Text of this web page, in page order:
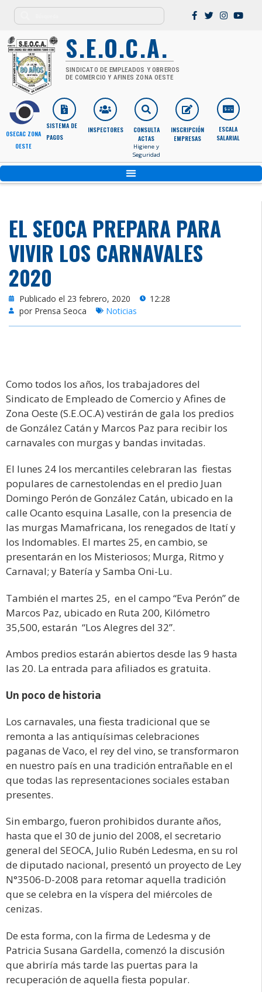
S.E.O.C.A.
SINDICATO DE EMPLEADOS Y OBREROS
DE COMERCIO Y AFINES ZONA OESTE
OSECAC ZONA
OESTE
SISTEMA DE
PAGOS
INSPECTORES
CONSULTA
ACTAS
Higiene y
Seguridad
INSCRIPCIÓN
EMPRESAS
ESCALA
SALARIAL
EL SEOCA PREPARA PARA
VIVIR LOS CARNAVALES
2020
Publicado el 23 febrero, 2020
12:28
por Prensa Seoca
Noticias
Como todos los años, los trabajadores del
Sindicato de Empleado de Comercio y Afines de
Zona Oeste (S.E.OC.A) vestirán de gala los predios
de González Catán y Marcos Paz para recibir los
carnavales con murgas y bandas invitadas.
El lunes 24 los mercantiles celebraran las fiestas
populares de carnestolendas en el predio Juan
Domingo Perón de González Catán, ubicado en la
calle Ocanto esquina Lasalle, con la presencia de
las murgas Mamafricana, los renegados de Itatí y
los Indomables. El martes 25, en cambio, se
presentarán en los Misteriosos; Murga, Ritmo y
Carnaval; y Batería y Samba Oni-Lu.
También el martes 25, en el campo “Eva Perón” de
Marcos Paz, ubicado en Ruta 200, Kilómetro
35,500, estarán “Los Alegres del 32”.
Ambos predios estarán abiertos desde las 9 hasta
las 20. La entrada para afiliados es gratuita.
Un poco de historia
Los carnavales, una fiesta tradicional que se
remonta a las antiquísimas celebraciones
paganas de Vaco, el rey del vino, se transformaron
en nuestro país en una tradición entrañable en el
que todas las representaciones sociales estaban
presentes.
Sin embargo, fueron prohibidos durante años,
hasta que el 30 de junio del 2008, el secretario
general del SEOCA, Julio Rubén Ledesma, en su rol
de diputado nacional, presentó un proyecto de Ley
N°3506-D-2008 para retomar aquella tradición
que se celebra en la víspera del miércoles de
cenizas.
De esta forma, con la firma de Ledesma y de
Patricia Susana Gardella, comenzó la discusión
que abriría más tarde las puertas para la
recuperación de aquella fiesta popular.